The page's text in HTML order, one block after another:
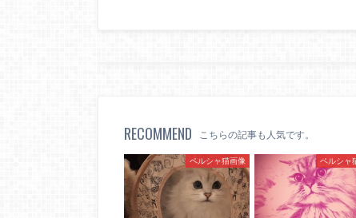
RECOMMEND こちらの記事も人気です。
ペルシャ猫画像 ペルシャ